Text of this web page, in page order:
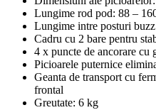
Lungime rod pod: 88 –
Lungime intre posturi
Cadru cu 2 bare pentru
4 x puncte de ancorare cu
Picioarele puternice
Geanta de transport cu
frontal
Greutate: 6 kg